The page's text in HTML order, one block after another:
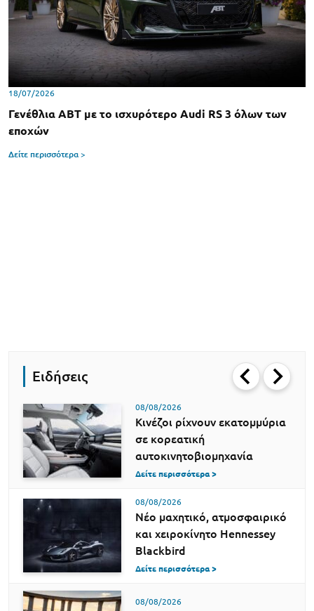
18/07/2026
Γενέθλια ABT με το ισχυρότερο Audi RS 3 όλων των
εποχών
Δείτε περισσότερα >
Ειδήσεις
08/08/2026
Κινέζοι ρίχνουν εκατομμύρια
σε κορεατική
αυτοκινητοβιομηχανία
Δείτε περισσότερα >
08/08/2026
Νέο μαχητικό, ατμοσφαιρικό
και χειροκίνητο Hennessey
Blackbird
Δείτε περισσότερα >
08/08/2026